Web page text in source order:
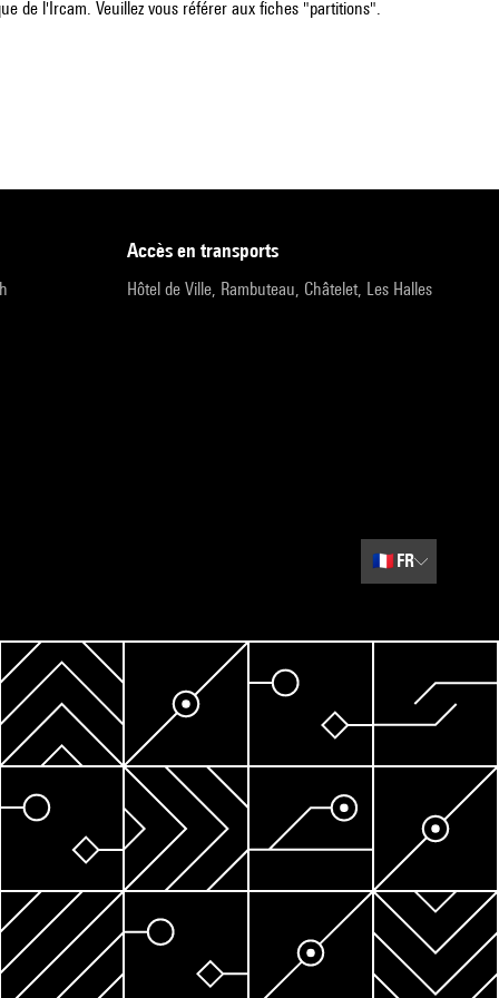
de l'Ircam. Veuillez vous référer aux fiches "partitions".
accès en transports
Hôtel de Ville, Rambuteau, Châtelet, Les Halles
🇫🇷 FR